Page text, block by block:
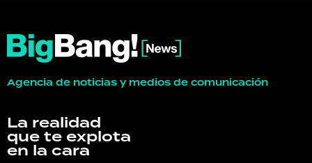
Agencia de noticias y medios de comunicación
La realidad
que te explota
en la cara